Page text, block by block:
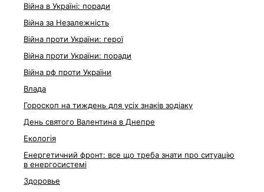
Війна в Україні: поради
Війна за Незалежність
Війна проти України: герої
Війна проти України: поради
Війна рф проти України
Влада
Гороскоп на тиждень для усіх знаків зодіаку
День святого Валентина в Днепре
Екологія
Енергетичний фронт: все що треба знати про ситуацію
в енергосистемі
Здоровье